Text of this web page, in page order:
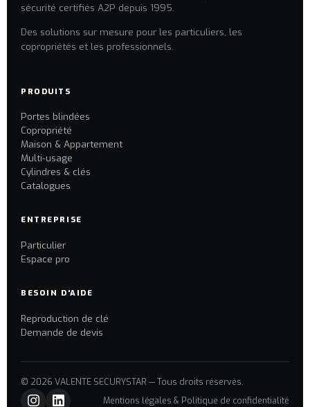
sécurité certifiés A2P depuis 1995.
Des solutions sur mesure pour les particuliers, les
copropriétés et les professionnels.
PRODUITS
Portes blindées
Copropriété
Maison & Appartement
Multi-usage
Cylindres & clés
Catalogues
ENTREPRISE
Particulier
Espace pro
BESOIN D'AIDE
Reproduction de clé
Demande de devis
© 2026 VALENTE SECURYSTAR — Tous droits réservés.
Mentions légales & Politique de confidentialité